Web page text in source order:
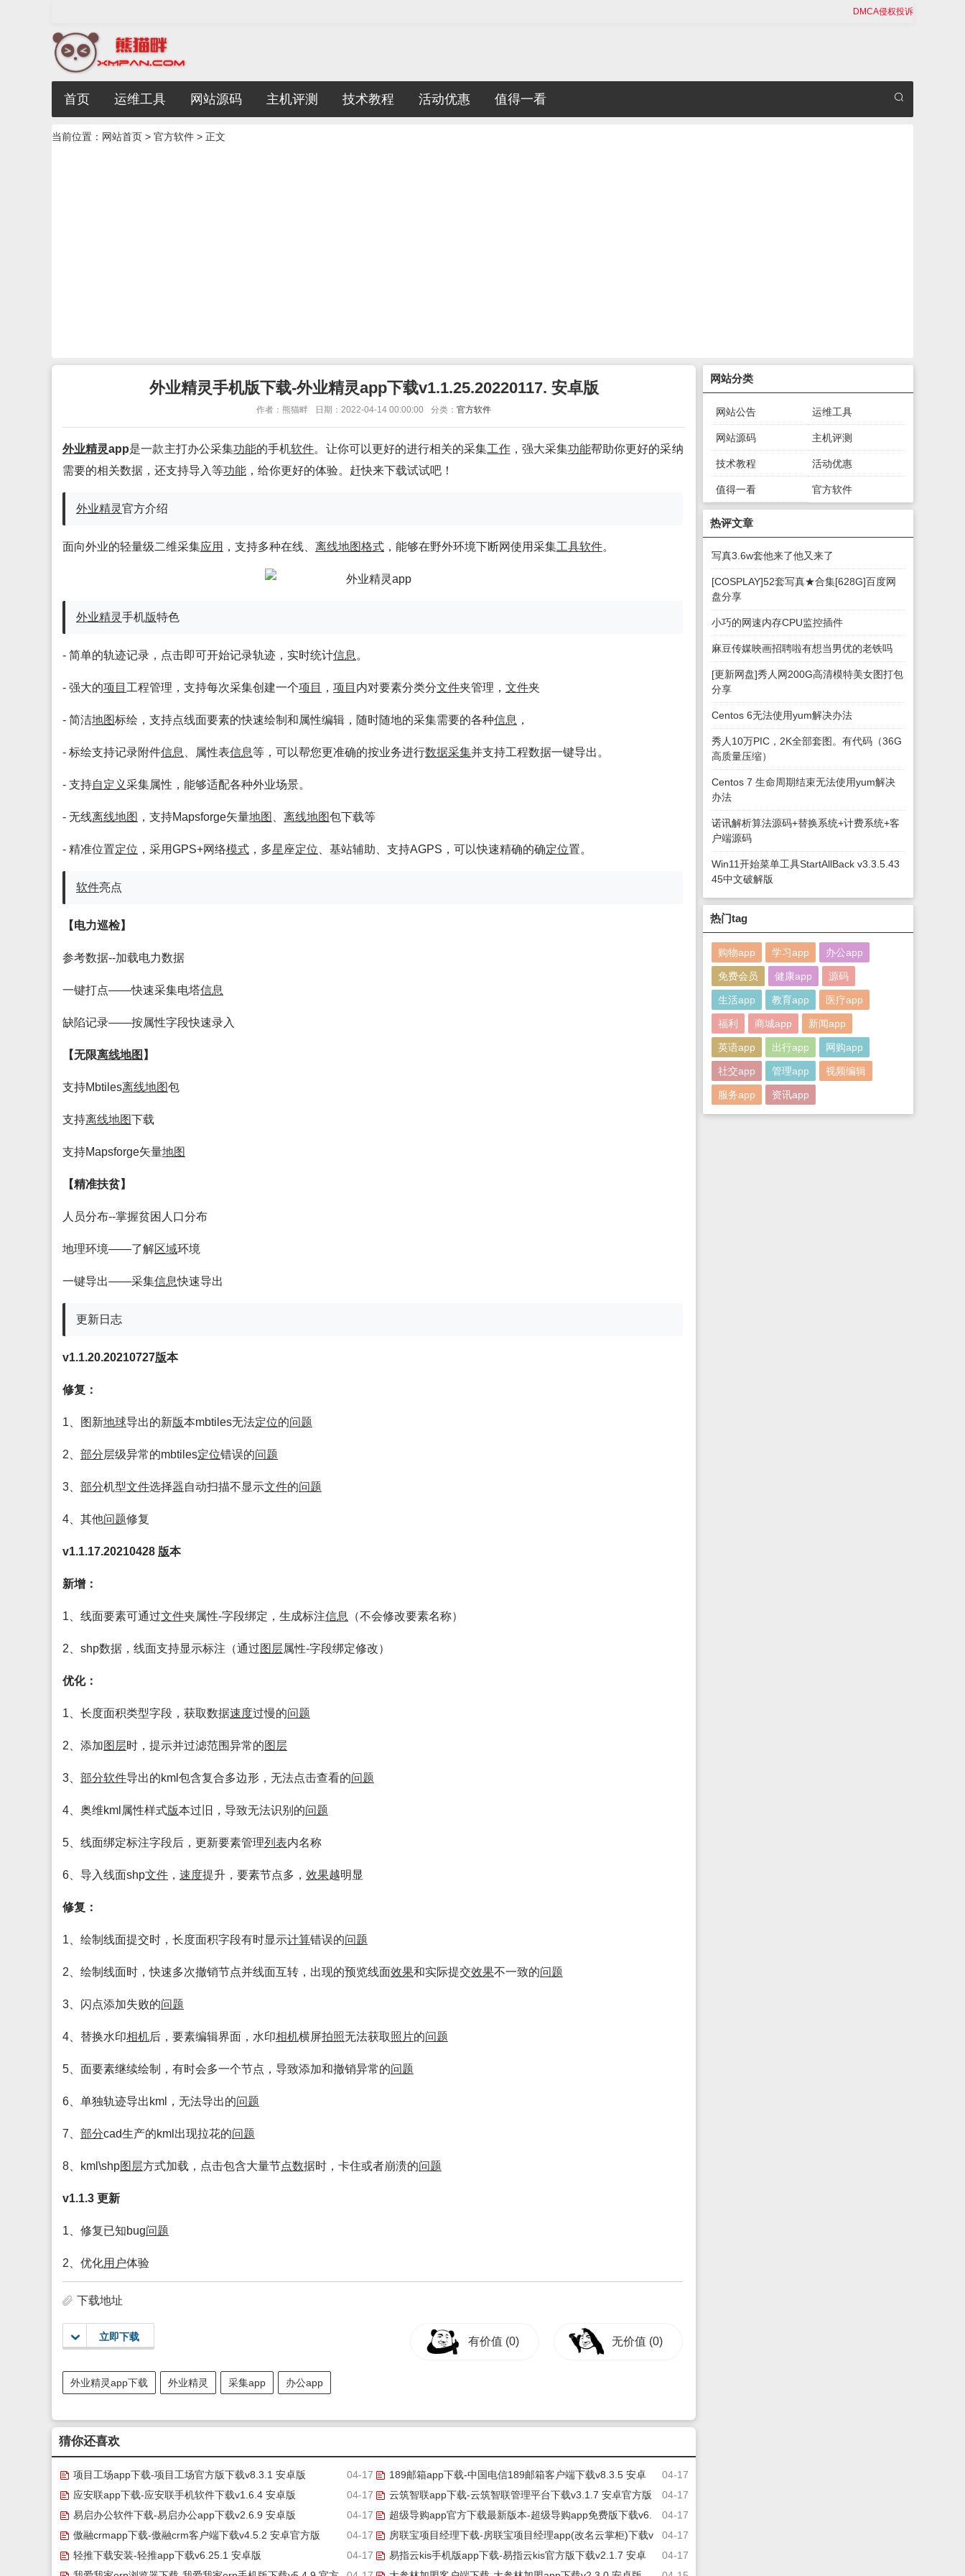
DMCA侵权投诉
首页 运维工具 网站源码 主机评测 技术教程 活动优惠 值得一看
当前位置： 网站首页 > 官方软件 > 正文
外业精灵手机版下载-外业精灵app下载v1.1.25.20220117. 安卓版
作者：熊猫畔 日期：2022-04-14 00:00:00 分类：官方软件
外业精灵app是一款主打办公采集功能的手机软件。让你可以更好的进行相关的采集工作，强大采集功能帮助你更好的采纳
需要的相关数据，还支持导入等功能 ，给你更好的体验。赶快来下载试试吧！
外业精灵官方介绍
面向外业的轻量级二维采集应用 ，支持多种在线、 离线地图格式 ，能够在野外环境下断网使用采集工具软件。
外业精灵手机版特色
- 简单的轨迹记录，点击即可开始记录轨迹，实时统计信息 。
- 强大的项目 工程管理，支持每次采集创建一个项目 ， 项目 内对要素分类分文件夹管理， 文件夹
- 简洁地图标绘，支持点线面要素的快速绘制和属性编辑，随时随地的采集需要的各种信息 ，
- 标绘支持记录附件信息 、属性表信息等，可以帮您更准确的按业务进行数据采集并支持工程数据一键导出。
- 支持自定义采集属性，能够适配各种外业场景。
- 无线离线地图 ，支持Mapsforge矢量地图 离线地图包下载等
- 精准位置定位 ，采用GPS+网络模式 ，多星 座定位 、基站辅助、支持AGPS，可以快速精确的确定位置。
软件亮点
【电力巡检】
参考数据--加载电力数据
一键打点——快速采集电塔信息
缺陷记录——按属性字段快速录入
【无限离线地图 】
支持Mbtiles离线地图包
支持离线地图下载
支持Mapsforge矢量地图
【精准扶贫】
人员分布--掌握贫困人口分布
地理环境——了解区域环境
一键导出——采集信息快速导出
更新日志
v1.1.20.20210727版本
修复：
1、图新地球导出的新版本mbtiles无法定位的问题
2、 部分层级异常的mbtiles定位错误的问题
3、 部分机型文件选择器自动扫描不显示文件的问题
4、其他问题修复
v1.1.17.20210428 版本
新增：
1、线面要素可通过文件夹属性-字段绑定，生成标注信息 （不会修改要素名称）
2、shp数据，线面支持显示标注（通过图层属性-字段绑定修改）
优化：
1、长度面积类型字段，获取数据速度过慢的问题
2、添加图层时，提示并过滤范围异常的图层
3、 部分软件导出的kml包含复合多边形，无法点击查看的问题
4、奥维kml属性样式版本过旧，导致无法识别的问题
5、线面绑定标注字段后，更新要素管理列表内名称
6、导入线面shp文件 ， 速度提升，要素节点多， 效果越明显
修复：
1、绘制线面提交时，长度面积字段有时显示计算错误的问题
2、绘制线面时，快速多次撤销节点并线面互转，出现的预览线面效果和实际提交效果不一致的问题
3、闪点添加失败的问题
4、替换水印相机后，要素编辑界面，水印相机横屏拍照无法获取照片的问题
5、面要素继续绘制，有时会多一个节点，导致添加和撤销异常的问题
6、单独轨迹导出kml，无法导出的问题
7、 部分cad生产的kml出现拉花的问题
8、kml\shp图层方式加载，点击包含大量节点数据时，卡住或者崩溃的问题
v1.1.3 更新
1、修复已知bug问题
2、优化用户体验
下载地址
立即下载 有价值 (0) 无价值 (0)
外业精灵app下载 外业精灵 采集app 办公app
猜你还喜欢
04-17
项目工场app下载-项目工场官方版下载v8.3.1 安卓版 04-17
189邮箱app下载-中国电信189邮箱客户端下载v8.3.5 安卓
版
04-17
应安联app下载-应安联手机软件下载v1.6.4 安卓版 04-17
云筑智联app下载-云筑智联管理平台下载v3.1.7 安卓官方版
04-17
易启办公软件下载-易启办公app下载v2.6.9 安卓版 04-17
超级导购app官方下载最新版本-超级导购app免费版下载v6.
5.3 安卓版
04-17
傲融crmapp下载-傲融crm客户端下载v4.5.2 安卓官方版 04-17
房联宝项目经理下载-房联宝项目经理app(改名云掌柜)下载v
4.0.7 安卓版
04-17
轻推下载安装-轻推app下载v6.25.1 安卓版 04-17
易指云kis手机版app下载-易指云kis官方版下载v2.1.7 安卓
网站分类
网站公告 运维工具
网站源码 主机评测
技术教程 活动优惠
值得一看
绿色软件
官方软件
热评文章
写真3.6w套他来了他又来了
[COSPLAY]52套写真★合集[628G]百度网
盘分享
小巧的网速内存CPU监控插件
麻豆传媒映画招聘啦有想当男优的老铁吗
[更新网盘]秀人网200G高清模特美女图打包
分享
Centos 6无法使用yum解决办法
秀人10万PIC，2K全部套图。有代码（36G
高质量压缩）
Centos 7 生命周期结束无法使用yum解决
办法
诺讯解析算法源码+替换系统+计费系统+客
户端源码
Win11开始菜单工具StartAllBack v3.3.5.43
45中文破解版
热门tag
购物app 学习app 办公app
免费会员 健康app 源码
生活app 教育app 医疗app
福利 商城app 新闻app
英语app 出行app 网购app
社交app 管理app 视频编辑
服务app 资讯app